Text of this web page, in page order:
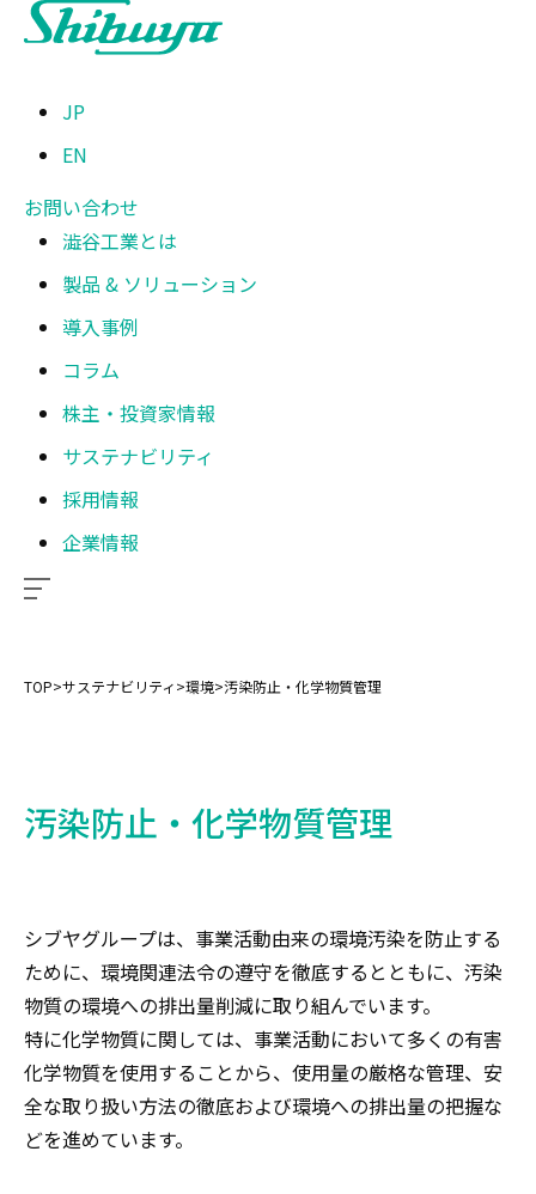
JP
EN
お問い合わせ
澁谷工業とは
製品 & ソリューション
導入事例
コラム
株主・投資家情報
サステナビリティ
採用情報
企業情報
TOP>サステナビリティ>環境>汚染防止・化学物質管理
汚染防止・化学物質管理
シブヤグループは、事業活動由来の環境汚染を防止する
ために、環境関連法令の遵守を徹底するとともに、汚染
物質の環境への排出量削減に取り組んでいます。
特に化学物質に関しては、事業活動において多くの有害
化学物質を使用することから、使用量の厳格な管理、安
全な取り扱い方法の徹底および環境への排出量の把握な
どを進めています。